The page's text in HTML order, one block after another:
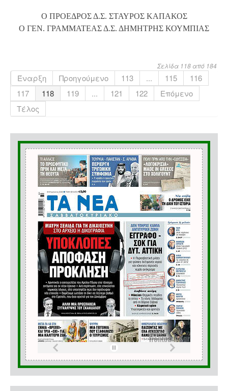
Ο ΠΡΟΕΔΡΟΣ Δ.Σ. ΣΤΑΥΡΟΣ ΚΑΠΑΚΟΣ
Ο ΓΕΝ. ΓΡΑΜΜΑΤΕΑΣ Δ.Σ. ΔΗΜΗΤΡΗΣ ΚΟΥΜΠΙΑΣ
Σελίδα 118 από 184
Έναρξη Προηγούμενο 113 ... 115
116
117
118 119 ... 121 122
Επόμενο
Τέλος